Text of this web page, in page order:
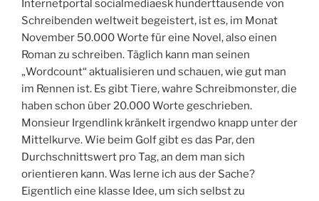
Internetportal socialmediaesk hunderttausende von
Schreibenden weltweit begeistert, ist es, im Monat
November 50.000 Worte für eine Novel, also einen
Roman zu schreiben. Täglich kann man seinen
„Wordcount“ aktualisieren und schauen, wie gut man
im Rennen ist. Es gibt Tiere, wahre Schreibmonster, die
haben schon über 20.000 Worte geschrieben.
Monsieur Irgendlink kränkelt irgendwo knapp unter der
Mittelkurve. Wie beim Golf gibt es das Par, den
Durchschnittswert pro Tag, an dem man sich
orientieren kann. Was lerne ich aus der Sache?
Eigentlich eine klasse Idee, um sich selbst zu